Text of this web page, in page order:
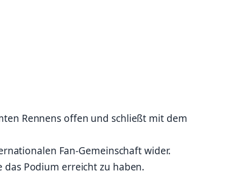
Rennens offen und schließt mit dem
Fan-Gemeinschaft wider.
Podium erreicht zu haben.